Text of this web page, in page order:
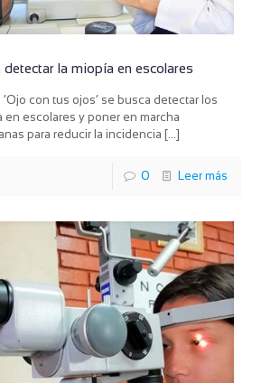
la miopía en escolares
con tus ojos’ se busca detectar los
en escolares y poner en marcha
para reducir la incidencia […]
0 Leer más